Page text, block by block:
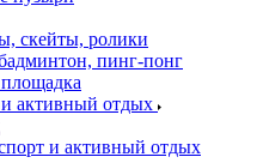
скейты, ролики
пинг-понг
активный отдых
и активный отдых